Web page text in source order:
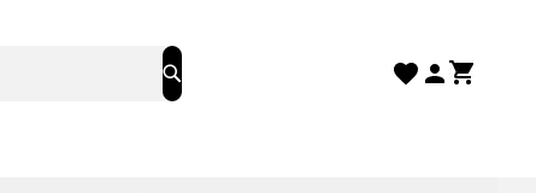
Search
Mój